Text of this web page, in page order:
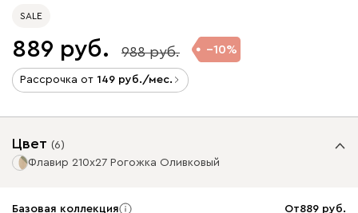
SALE
889 988 10
Рассрочка от 149 /мес.
Цвет (6)
Флавир 210x27 Рогожка Оливковый
Базовая коллекция От889